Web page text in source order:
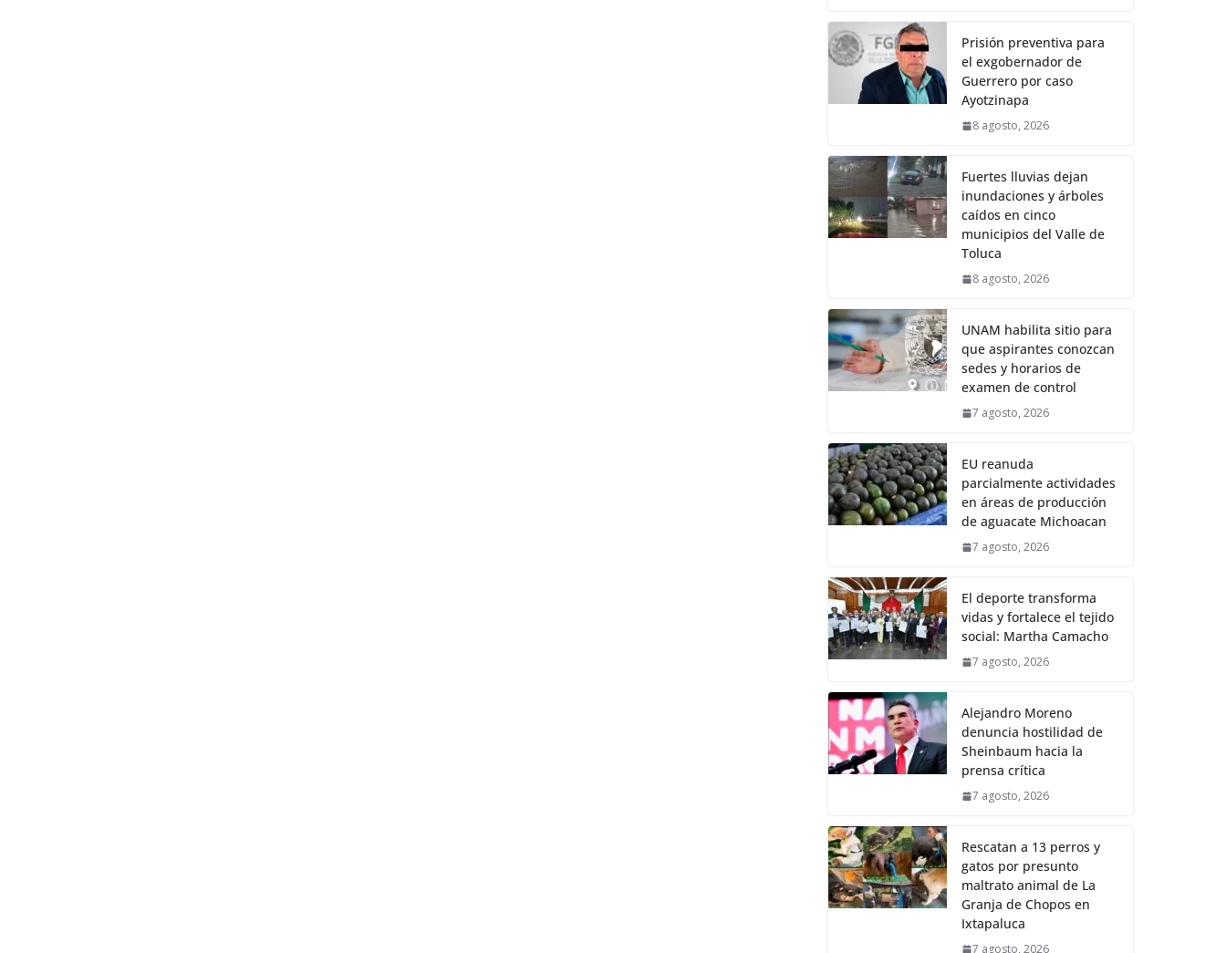
Prisión preventiva para
el exgobernador de
Guerrero por caso
Ayotzinapa
8 agosto, 2026
Fuertes lluvias dejan
inundaciones y árboles
caídos en cinco
municipios del Valle de
Toluca
8 agosto, 2026
UNAM habilita sitio para
que aspirantes conozcan
sedes y horarios de
examen de control
7 agosto, 2026
EU reanuda
parcialmente actividades
en áreas de producción
de aguacate Michoacan
7 agosto, 2026
El deporte transforma
vidas y fortalece el tejido
social: Martha Camacho
7 agosto, 2026
Alejandro Moreno
denuncia hostilidad de
Sheinbaum hacia la
prensa crítica
7 agosto, 2026
Rescatan a 13 perros y
gatos por presunto
maltrato animal de La
Granja de Chopos en
Ixtapaluca
7 agosto, 2026